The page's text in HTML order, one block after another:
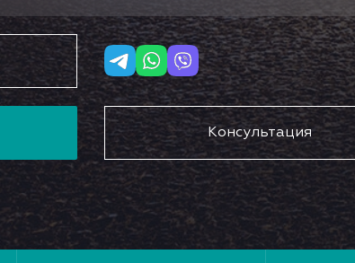
Консультация